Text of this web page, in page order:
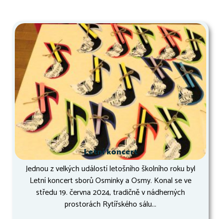
Letní koncert
Jednou z velkých událostí letošního školního roku byl
Letní koncert sborů Osminky a Osmy. Konal se ve
středu 19. června 2024, tradičně v nádherných
prostorách Rytířského sálu...